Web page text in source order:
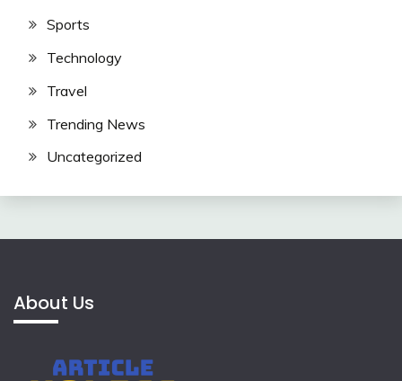
Sports
Technology
Travel
Trending News
Uncategorized
About Us